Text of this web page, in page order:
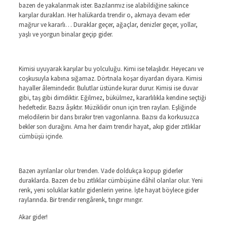
bazen de yakalanmak ister. Bazılarımız ise alabildiğine sakince
karşılar durakları. Her halükarda trendir o, akmaya devam eder
mağrur ve kararlı… Duraklar geçer, ağaçlar, denizler geçer, yollar,
yaşlı ve yorgun binalar geçip gider.
Kimisi uyuyarak karşılar bu yolculuğu. Kimi ise telaşlıdır. Heyecanı ve
coşkusuyla kabına sığamaz. Dörtnala koşar diyardan diyara. Kimisi
hayaller âlemindedir. Bulutlar üstünde kurar durur. Kimisi ise duvar
gibi, taş gibi dimdiktir. Eğilmez, bükülmez, kararlılıkla kendine seçtiği
hedeftedir. Bazısı âşıktır. Müziklidir onun için tren rayları. Eşliğinde
melodilerin bir dans bırakır tren vagonlarına. Bazısı da korkusuzca
bekler son durağını. Ama her daim trendir hayat, akıp gider zıtlıklar
cümbüşü içinde.
Bazen ayrılanlar olur trenden. Vade doldukça kopup giderler
duraklarda. Bazen de bu zıtlıklar cümbüşüne dâhil olanlar olur. Yeni
renk, yeni soluklar katılır gidenlerin yerine. İşte hayat böylece gider
raylarında. Bir trendir rengârenk, tıngır mıngır.
Akar gider!